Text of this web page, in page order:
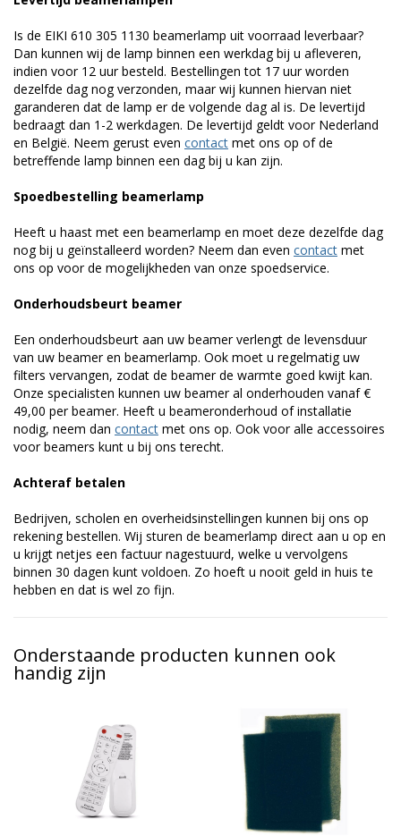
Is de EIKI 610 305 1130 beamerlamp uit voorraad leverbaar?
Dan kunnen wij de lamp binnen een werkdag bij u afleveren,
indien voor 12 uur besteld. Bestellingen tot 17 uur worden
dezelfde dag nog verzonden, maar wij kunnen hiervan niet
garanderen dat de lamp er de volgende dag al is. De levertijd
bedraagt dan 1-2 werkdagen. De levertijd geldt voor Nederland
en België. Neem gerust even contact met ons op of de
betreffende lamp binnen een dag bij u kan zijn.
Spoedbestelling beamerlamp
Heeft u haast met een beamerlamp en moet deze dezelfde dag
nog bij u geïnstalleerd worden? Neem dan even contact met
ons op voor de mogelijkheden van onze spoedservice.
Onderhoudsbeurt beamer
Een onderhoudsbeurt aan uw beamer verlengt de levensduur
van uw beamer en beamerlamp. Ook moet u regelmatig uw
filters vervangen, zodat de beamer de warmte goed kwijt kan.
Onze specialisten kunnen uw beamer al onderhouden vanaf €
49,00 per beamer. Heeft u beameronderhoud of installatie
nodig, neem dan contact met ons op. Ook voor alle accessoires
voor beamers kunt u bij ons terecht.
Achteraf betalen
Bedrijven, scholen en overheidsinstellingen kunnen bij ons op
rekening bestellen. Wij sturen de beamerlamp direct aan u op en
u krijgt netjes een factuur nagestuurd, welke u vervolgens
binnen 30 dagen kunt voldoen. Zo hoeft u nooit geld in huis te
hebben en dat is wel zo fijn.
Onderstaande producten kunnen ook
handig zijn